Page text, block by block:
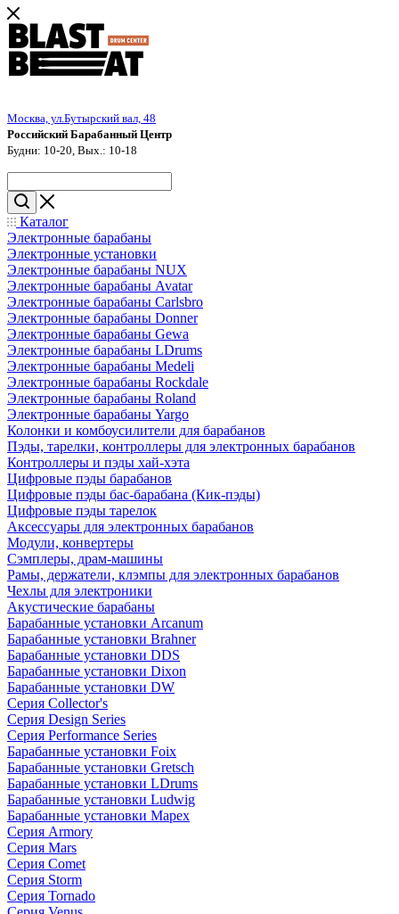
Москва, ул.Бутырский вал, 48
Российский Барабанный Центр
Будни: 10-20, Вых.: 10-18
Каталог
Электронные барабаны
Электронные установки
Электронные барабаны NUX
Электронные барабаны Avatar
Электронные барабаны Carlsbro
Электронные барабаны Donner
Электронные барабаны Gewa
Электронные барабаны LDrums
Электронные барабаны Medeli
Электронные барабаны Rockdale
Электронные барабаны Roland
Электронные барабаны Yargo
Колонки и комбоусилители для барабанов
Пэды, тарелки, контроллеры для электронных барабанов
Контроллеры и пэды хай-хэта
Цифровые пэды барабанов
Цифровые пэды бас-барабана (Кик-пэды)
Цифровые пэды тарелок
Аксессуары для электронных барабанов
Модули, конвертеры
Сэмплеры, драм-машины
Рамы, держатели, клэмпы для электронных барабанов
Чехлы для электроники
Акустические барабаны
Барабанные установки Arcanum
Барабанные установки Brahner
Барабанные установки DDS
Барабанные установки Dixon
Барабанные установки DW
Серия Collector's
Серия Design Series
Серия Performance Series
Барабанные установки Foix
Барабанные установки Gretsch
Барабанные установки LDrums
Барабанные установки Ludwig
Барабанные установки Mapex
Серия Armory
Серия Mars
Серия Comet
Серия Storm
Серия Tornado